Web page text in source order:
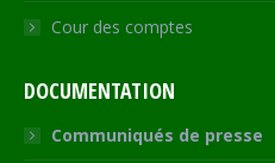
Cour des comptes
DOCUMENTATION
Communiqués de presse